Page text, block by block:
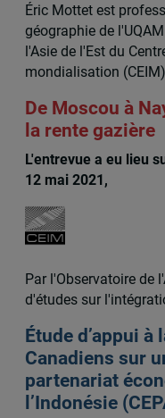
Éric Mottet est
géographie de
l'Asie de l'Est du
mondialisation (CEIM)
De Moscou à
la rente gazière
L'entrevue a eu lieu
12 mai 2021,
Par l'Observatoire de
d'études sur
Étude d’appui
Canadiens sur
partenariat
l’Indonésie